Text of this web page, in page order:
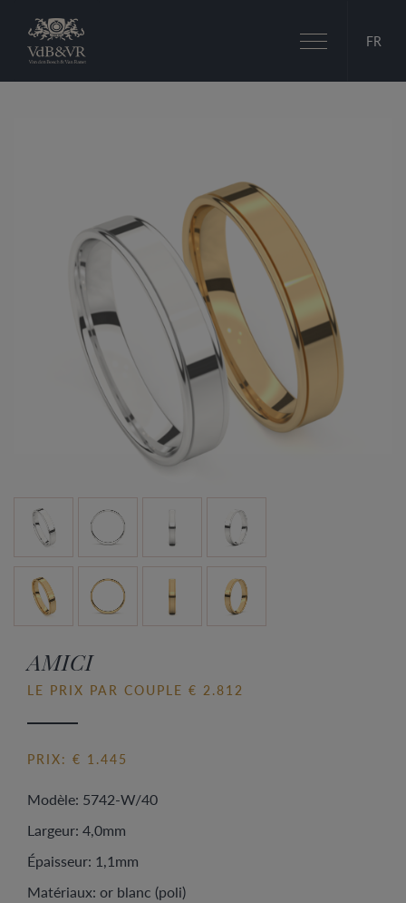
FR
Basculer
la
AMICI
LE PRIX PAR COUPLE € 2.812
PRIX: € 1.445
Modèle: 5742-W/40
Largeur: 4,0mm
Épaisseur: 1,1mm
Matériaux: or blanc (poli)